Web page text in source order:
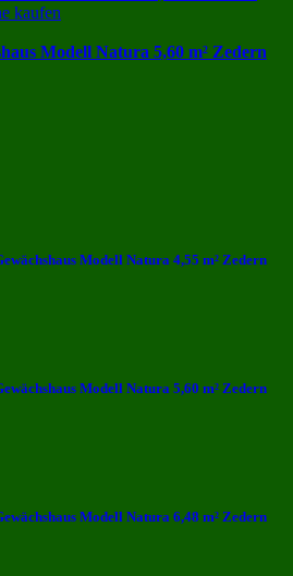
Modell Natura 5,60 m² Zedern
Modell Natura 4,55 m² Zedern
Modell Natura 5,60 m² Zedern
Modell Natura 6,48 m² Zedern